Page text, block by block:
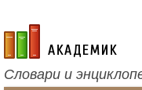
academic.ru
Словари и